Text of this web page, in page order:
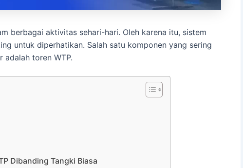
berbagai aktivitas sehari-hari. Oleh karena itu, sistem
untuk diperhatikan. Salah satu komponen yang sering
adalah toren WTP.
Dibanding Tangki Biasa